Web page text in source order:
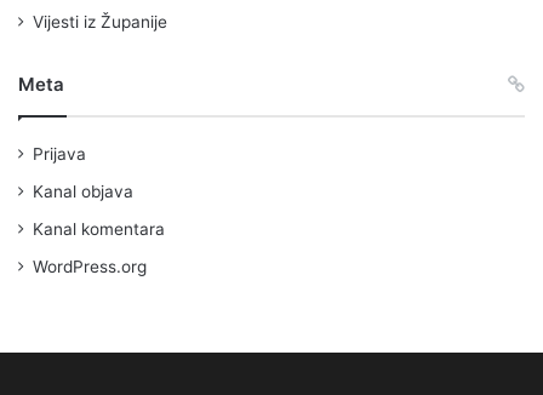
Vijesti iz Županije
Meta
Prijava
Kanal objava
Kanal komentara
WordPress.org